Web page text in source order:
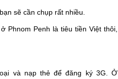
sẽ cần chụp rất nhiều.
Phnom Penh là tiêu tiền Việt thôi,
và nạp thẻ để đăng ký 3G. Ở